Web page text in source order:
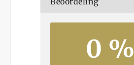
0 %